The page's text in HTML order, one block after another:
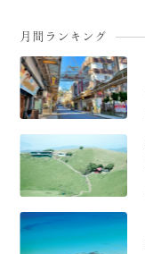
月間ランキング